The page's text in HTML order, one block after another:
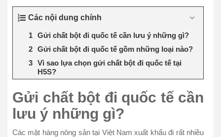
Các nội dung chính
Gửi chất bột đi quốc tế cần lưu ý những gì?
Gửi chất bột đi quốc tế gồm những loại nào?
Vì sao lựa chọn gửi chất bột đi quốc tế tại
H5S?
Gửi chất bột đi quốc tế cần
lưu ý những gì?
Các mặt hàng nông sản tại Việt Nam xuất khẩu đi rất nhiều